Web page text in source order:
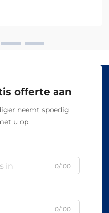
door en activeren
offerte aan
neemt spoedig
u op.
0/100
0/100